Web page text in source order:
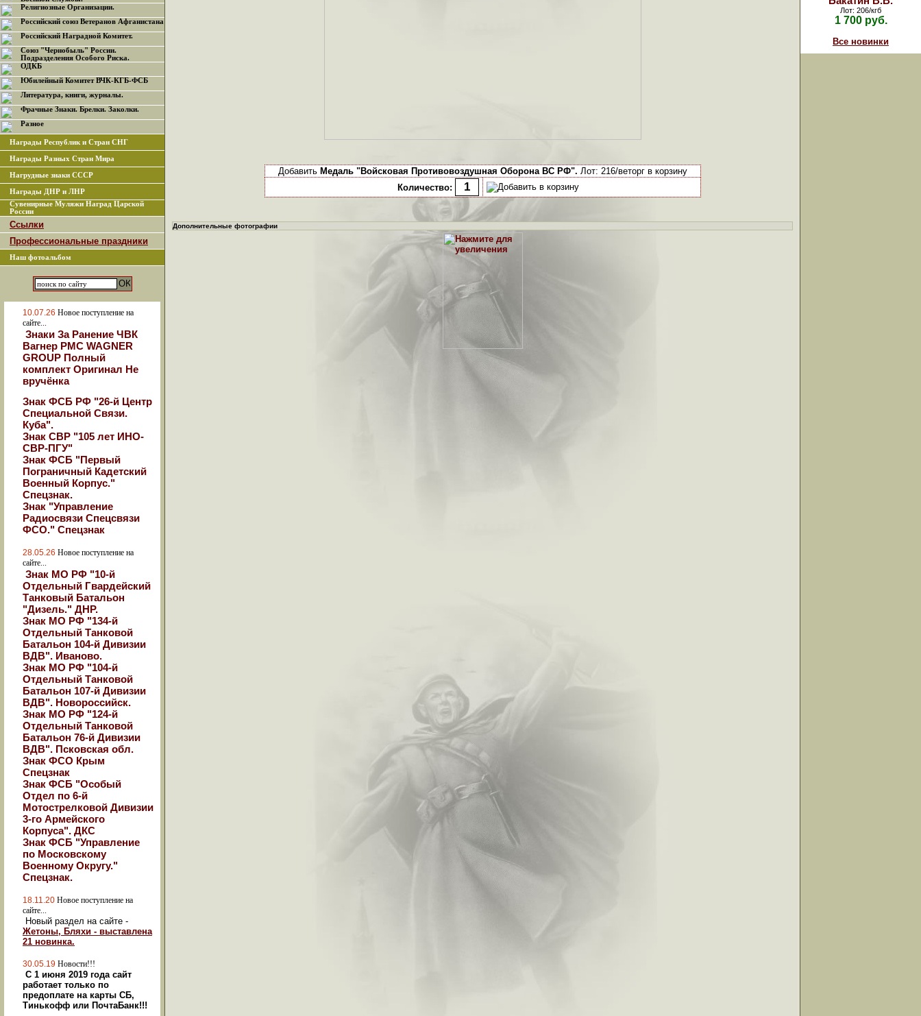
Религиозные Организации.
Российский союз Ветеранов Афганистана
Российский Наградной Комитет.
Союз "Чернобыль" России.
Подразделения Особого Риска.
ОДКБ
Юбилейный Комитет ВЧК-КГБ-ФСБ
Литература, книги, журналы.
Фрачные Знаки. Брелки. Заколки.
Разное
Награды Республик и Стран СНГ
Награды Разных Стран Мира
Нагрудные знаки СССР
Награды ДНР и ЛНР
Сувенирные Муляжи Наград Царской
России
Ссылки
Профессиональные праздники
Наш фотоальбом
10.07.26 Новое поступление на
сайте...
Знаки За Ранение ЧВК
Вагнер РМС WAGNER
GROUP Полный
комплект Оригинал Не
вручёнка
Знак ФСБ РФ "26-й Центр
Специальной Связи.
Куба".
Знак СВР "105 лет ИНО-
СВР-ПГУ"
Знак ФСБ "Первый
Пограничный Кадетский
Военный Корпус."
Спецзнак.
Знак "Управление
Радиосвязи Спецсвязи
ФСО." Спецзнак
28.05.26 Новое поступление на
сайте...
Знак МО РФ "10-й
Отдельный Гвардейский
Танковый Батальон
"Дизель." ДНР.
Знак МО РФ "134-й
Отдельный Танковой
Батальон 104-й Дивизии
ВДВ". Иваново.
Знак МО РФ "104-й
Отдельный Танковой
Батальон 107-й Дивизии
ВДВ". Новороссийск.
Знак МО РФ "124-й
Отдельный Танковой
Батальон 76-й Дивизии
ВДВ". Псковская обл.
Знак ФСО Крым
Спецзнак
Знак ФСБ "Особый
Отдел по 6-й
Мотострелковой Дивизии
3-го Армейского
Корпуса". ДКС
Знак ФСБ "Управление
по Московскому
Военному Округу."
Спецзнак.
18.11.20 Новое поступление на
сайте...
Новый раздел на сайте -
Жетоны, Бляхи - выставлена
21 новинка.
30.05.19 Новости!!!
С 1 июня 2019 года сайт
работает только по
предоплате на карты СБ,
Тинькофф или ПочтаБанк!!!
Добавить Медаль "Войсковая Противовоздушная Оборона ВС РФ". Лот: 216/веторг в корзину
Количество:
Дополнительные фотографии
Лот: 206/кгб
1 700 руб.
Все новинки